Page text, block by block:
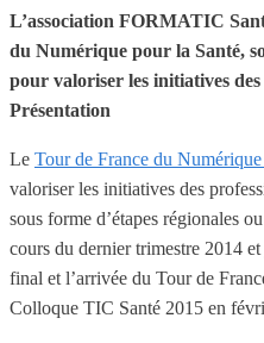
L’association FORMATIC
du Numérique pour la Santé,
pour valoriser les initiatives
Présentation
Le Tour de France du
valoriser les initiatives des
sous forme d’étapes régionales
cours du dernier trimestre 2014
final et l’arrivée du Tour de
Colloque TIC Santé 2015 en